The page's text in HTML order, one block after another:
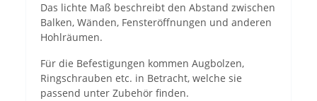
Das lichte Maß beschreibt den Abstand zwischen
Balken, Wänden, Fensteröffnungen und anderen
Hohlräumen.
Für die Befestigungen kommen Augbolzen,
Ringschrauben etc. in Betracht, welche sie
passend unter Zubehör finden.